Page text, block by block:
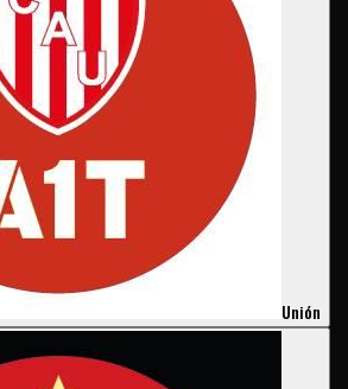
Unión